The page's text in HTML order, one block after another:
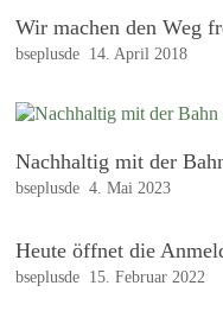
Wir machen den Weg
bseplusde 14. April 2018
Nachhaltig mit der
bseplusde 4. Mai 2023
Heute öffnet die
bseplusde 15. Februar 2022